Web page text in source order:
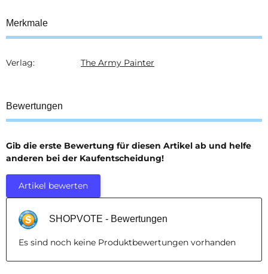
Merkmale
Produkteigenschaft
Wert
Verlag: The Army Painter
Bewertungen
Gib die erste Bewertung für diesen Artikel ab und helfe
anderen bei der Kaufentscheidung!
Artikel bewerten
SHOPVOTE - Bewertungen
Es sind noch keine Produktbewertungen vorhanden